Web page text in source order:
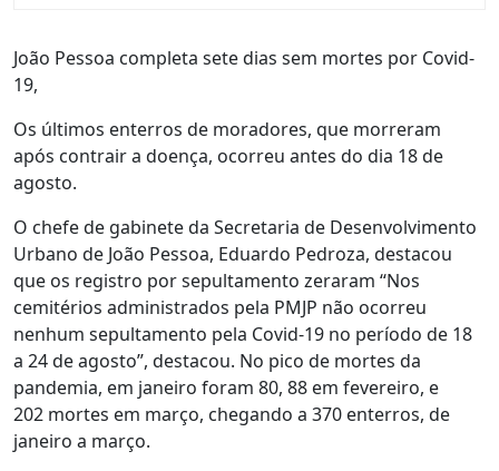
João Pessoa completa sete dias sem mortes por Covid-
19,
Os últimos enterros de moradores, que morreram
após contrair a doença, ocorreu antes do dia 18 de
agosto.
O chefe de gabinete da Secretaria de Desenvolvimento
Urbano de João Pessoa, Eduardo Pedroza, destacou
que os registro por sepultamento zeraram “Nos
cemitérios administrados pela PMJP não ocorreu
nenhum sepultamento pela Covid-19 no período de 18
a 24 de agosto”, destacou. No pico de mortes da
pandemia, em janeiro foram 80, 88 em fevereiro, e
202 mortes em março, chegando a 370 enterros, de
janeiro a março.